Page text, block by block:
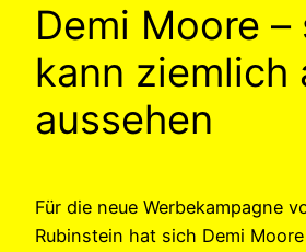
Demi Moore –
kann ziemlich
aussehen
Für die neue Werbekampagne
Rubinstein hat sich Demi